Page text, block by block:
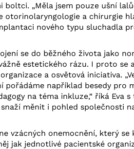
„Měla jsem pouze ušní
otorinolaryngologie a chirurgie
nového typu sluchadla
se do běžného života jako
estetického rázu. I proto se
a osvětová iniciativa.
pořádáme například besedy pro
na téma inkluze,“ říká Eva
měnit i pohled společnosti
vzácných onemocnění, který
jak jednotlivé pacientské